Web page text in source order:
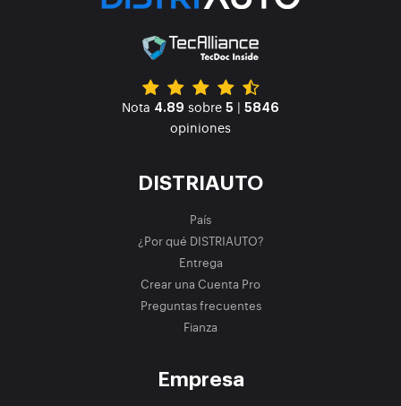
Nota 4.89 sobre 5 | 5846
opiniones
DISTRIAUTO
País
¿Por qué DISTRIAUTO?
Entrega
Crear una Cuenta Pro
Preguntas frecuentes
Fianza
Empresa